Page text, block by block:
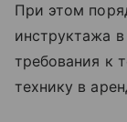
При этом
инструктажа
требования к
технику в